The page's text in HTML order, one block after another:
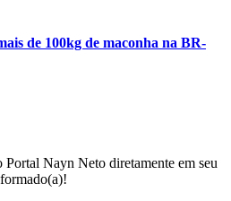
de 100kg de maconha na BR-
Portal Nayn Neto diretamente em seu